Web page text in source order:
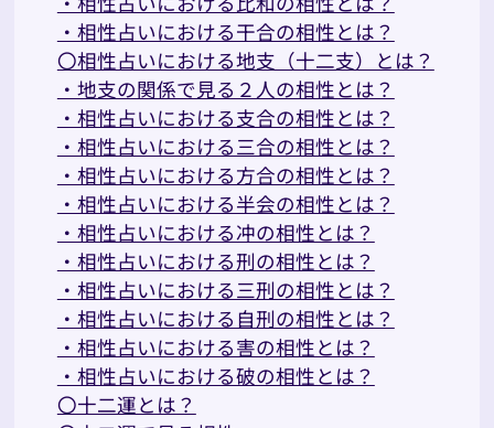
・相性占いにおける干合の相性とは？
〇相性占いにおける地支（十二支）とは？
・地支の関係で見る２人の相性とは？
・相性占いにおける支合の相性とは？
・相性占いにおける三合の相性とは？
・相性占いにおける方合の相性とは？
・相性占いにおける半会の相性とは？
・相性占いにおける冲の相性とは？
・相性占いにおける刑の相性とは？
・相性占いにおける三刑の相性とは？
・相性占いにおける自刑の相性とは？
・相性占いにおける害の相性とは？
・相性占いにおける破の相性とは？
〇十二運とは？